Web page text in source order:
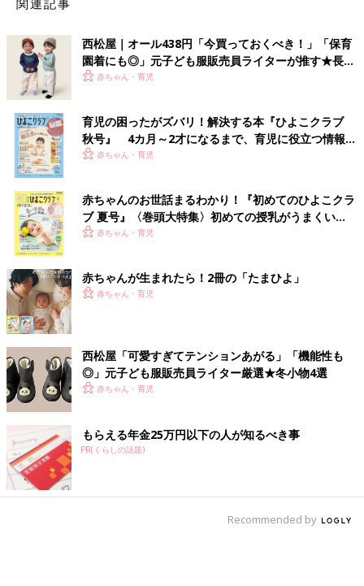
西松屋｜オール438円「今買っておくべき！」「保育
園着にも◎」元子ども服販売員ライターが推す★長袖
Tシャツ5選
赤ちゃん・育児
育児の困ったがズバリ！解決する本『ひよこクラブ
秋号』 4カ月～2才になるまで、育児に役立つ情報が
いっぱい！
赤ちゃん・育児
赤ちゃんのお世話まるわかり！『初めてのひよこクラ
ブ 夏号』〈巻頭大特集〉初めての授乳がうまくい
く！ おっぱい・ミルクの基本と夏のトラブル 解決テ
赤ちゃん・育児
赤ちゃんが生まれたら！2冊の「たまひよ」
赤ちゃん・育児
西松屋「可愛すぎてテンションあがる」「機能性も
◎」元子ども服販売員ライター厳選★冬小物4選
赤ちゃん・育児
もらえる年金25万円以下の人が知るべき事
PR(くらしの話題)
Recommended by